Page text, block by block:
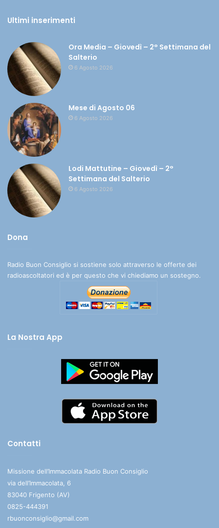
Ultimi inserimenti
Ora Media – Giovedì – 2° Settimana del
Salterio
6 Agosto 2026
Mese di Agosto 06
6 Agosto 2026
Lodi Mattutine – Giovedì – 2°
Settimana del Salterio
6 Agosto 2026
Dona
Radio Buon Consiglio si sostiene solo attraverso le offerte dei
radioascoltatori ed è per questo che vi chiediamo un sostegno.
La Nostra App
Contatti
Missione dell’Immacolata Radio Buon Consiglio
via dell’Immacolata, 6
83040 Frigento (AV)
0825-444391
rbuonconsiglio@gmail.com